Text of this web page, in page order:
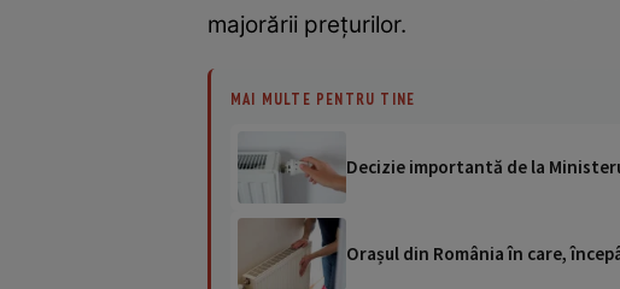
majorării prețurilor.
MAI MULTE PENTRU TINE
Decizie importantă de la
Orașul din România în care,